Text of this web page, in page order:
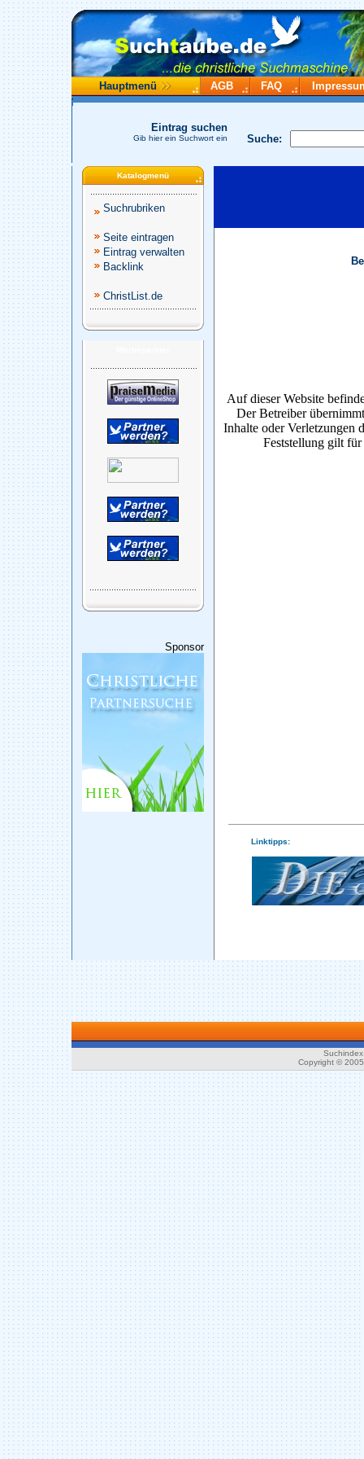
Hauptmenü AGB FAQ
Suche:
Eintrag suchen
Gib hier ein Suchwort ein
Katalogmenü
Suchrubriken
Seite eintragen
Eintrag verwalten
Backlink
ChristList.de
Sponsor
Auf dieser Website
Der Betreiber
Inhalte oder Verletzungen
Feststellung gilt für
Linktipps:
Copyright ©